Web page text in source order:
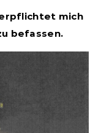
mich
befassen.